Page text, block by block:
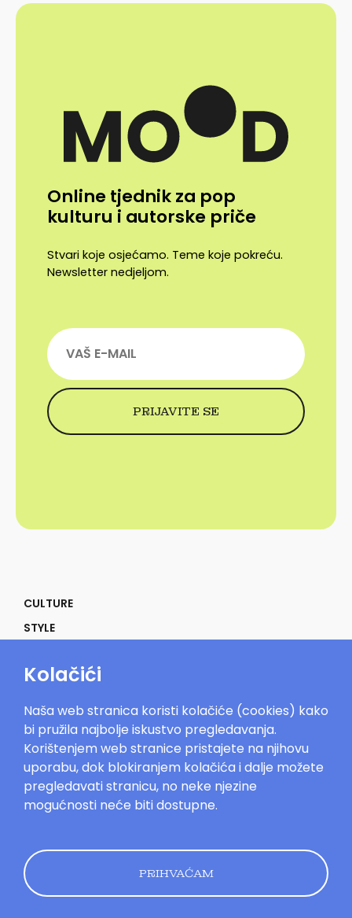
Online tjednik za pop
kulturu i autorske priče
Stvari koje osjećamo. Teme koje pokreću.
Newsletter nedjeljom.
CULTURE
STYLE
POWER
IN THE MOOD
Mood.hr©2023. Sva prava zadržana.
korištenja
Politika kolačića
Pravila
privatnosti
Dizajn by
Kolačići
Naša web stranica koristi kolačiće (cookies) kako
bi pružila najbolje iskustvo pregledavanja.
Korištenjem web stranice pristajete na njihovu
uporabu, dok blokiranjem kolačića i dalje možete
pregledavati stranicu, no neke njezine
mogućnosti neće biti dostupne.
PRIHVAĆAM